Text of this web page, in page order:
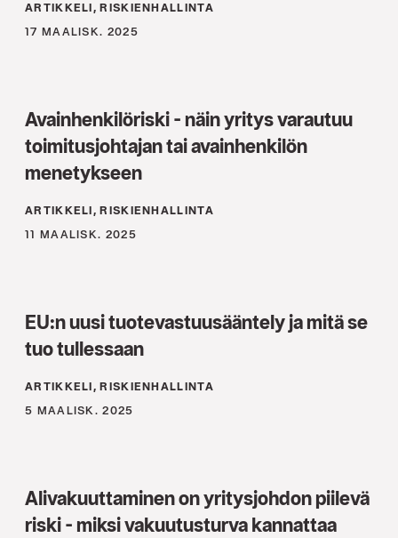
ARTIKKELI, RISKIENHALLINTA
17 MAALISK. 2025
Avainhenkilöriski - näin yritys varautuu
toimitusjohtajan tai avainhenkilön
menetykseen
ARTIKKELI, RISKIENHALLINTA
11 MAALISK. 2025
EU:n uusi tuotevastuusääntely ja mitä se
tuo tullessaan
ARTIKKELI, RISKIENHALLINTA
5 MAALISK. 2025
Alivakuuttaminen on yritysjohdon piilevä
riski - miksi vakuutusturva kannattaa